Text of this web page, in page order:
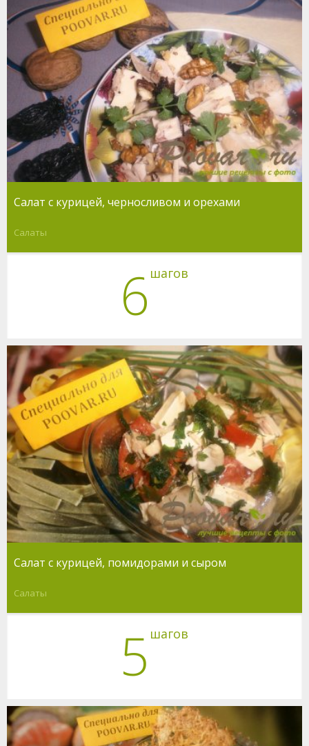
Салат с курицей, черносливом и орехами
Салаты
6 шагов
Салат с курицей, помидорами и сыром
Салаты
5 шагов